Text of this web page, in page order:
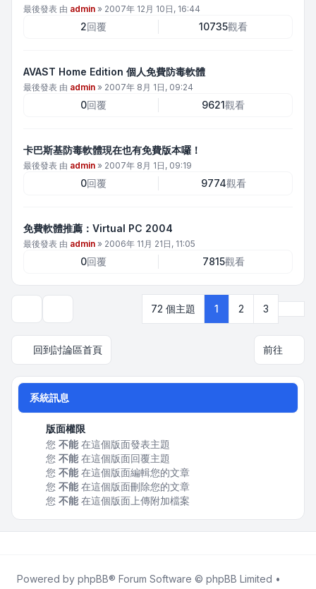
最後發表 由 admin » 2007年 12月 10日, 16:44
2回覆 10735觀看
AVAST Home Edition 個人免費防毒軟體
最後發表 由 admin » 2007年 8月 1日, 09:24
0回覆 9621觀看
卡巴斯基防毒軟體現在也有免費版本囉！
最後發表 由 admin » 2007年 8月 1日, 09:19
0回覆 9774觀看
免費軟體推薦：Virtual PC 2004
最後發表 由 admin » 2006年 11月 21日, 11:05
0回覆 7815觀看
72 個主題 1 2 3
回到討論區首頁 前往
系統訊息
版面權限
您 不能在這個版面發表主題
您 不能在這個版面回覆主題
您 不能在這個版面編輯您的文章
您 不能在這個版面刪除您的文章
您 不能在這個版面上傳附加檔案
Powered by phpBB® Forum Software © phpBB Limited •